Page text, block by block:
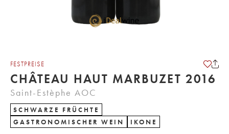
FESTPREISE
CHÂTEAU HAUT MARBUZET 2016
Saint-Estèphe AOC
SCHWARZE FRÜCHTE
GASTRONOMISCHER WEIN
IKONE